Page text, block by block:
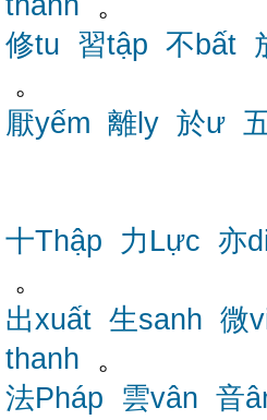
修tu 習tập 不bất
。
厭yếm 離ly 於ư
十Thập 力Lực 亦
。
出xuất 生sanh 微
thanh 。
法Pháp
雲vân 音